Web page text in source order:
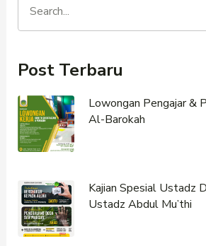
Post Terbaru
Lowongan Pengajar &
Al-Barokah
Kajian Spesial Ustadz
Ustadz Abdul Mu’thi